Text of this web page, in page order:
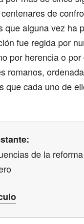
de
que alguna vez ha
fue regida por
por herencia o
romanos, ordenada
que cada uno de
de la